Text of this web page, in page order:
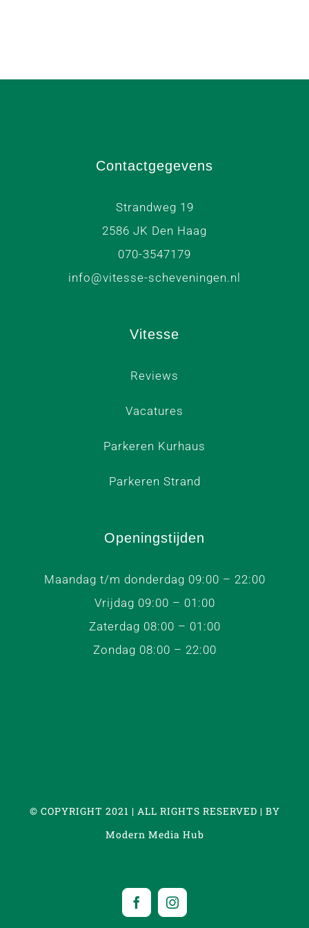
Contactgegevens
Strandweg 19
2586 JK Den Haag
070-3547179
info@vitesse-scheveningen.nl
Vitesse
Reviews
Vacatures
Parkeren Kurhaus
Parkeren Strand
Openingstijden
Maandag t/m donderdag 09:00 – 22:00
Vrijdag 09:00 – 01:00
Zaterdag 08:00 – 01:00
Zondag 08:00 – 22:00
© COPYRIGHT 2021 | ALL RIGHTS RESERVED | BY
Modern Media Hub
FacebookInstagram